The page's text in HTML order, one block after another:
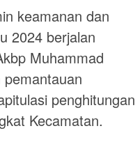
keamanan dan
2024 berjalan
Muhammad
penghitungan
Kecamatan.